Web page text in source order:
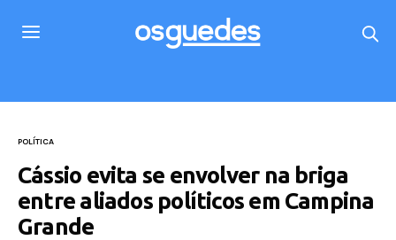
POLÍTICA
Cássio evita se envolver na briga
entre aliados políticos em Campina
Grande